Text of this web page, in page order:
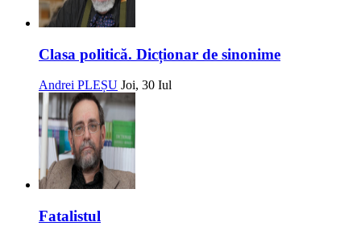
Clasa politică. Dicționar de sinonime
Andrei PLEȘU Joi, 30 Iul
Fatalistul